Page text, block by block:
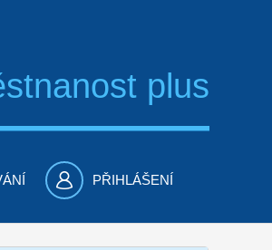
plus
PŘIHLÁŠENÍ